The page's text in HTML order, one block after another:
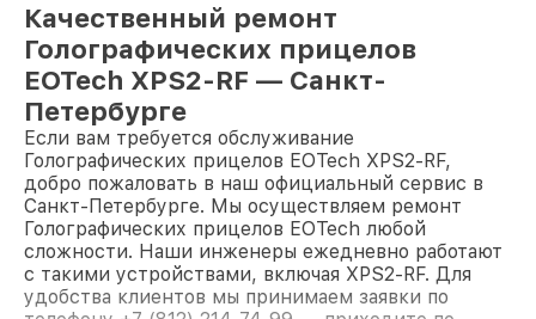
Качественный ремонт
Голографических прицелов
EOTech XPS2-RF — Санкт-
Петербурге
Если вам требуется обслуживание
Голографических прицелов EOTech XPS2-RF,
добро пожаловать в наш официальный сервис в
Санкт-Петербурге. Мы осуществляем ремонт
Голографических прицелов EOTech любой
сложности. Наши инженеры ежедневно работают
с такими устройствами, включая XPS2-RF. Для
удобства клиентов мы принимаем заявки по